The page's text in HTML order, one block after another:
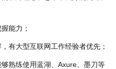
能力；
有大型互联网工作经验者优先；
熟练使用蓝湖、Axure、墨刀等